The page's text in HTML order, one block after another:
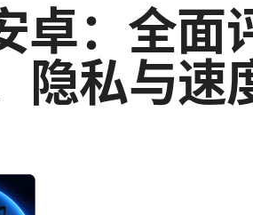
卓：全面
隐私与速